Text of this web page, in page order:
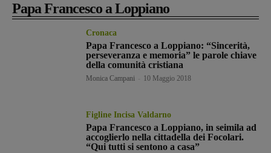
Papa Francesco a Loppiano
Cronaca
Papa Francesco a Loppiano: “Sincerità,
perseveranza e memoria” le parole chiave
della comunità cristiana
Monica Campani 10 Maggio 2018
Figline Incisa Valdarno
Papa Francesco a Loppiano, in seimila ad
accoglierlo nella cittadella dei Focolari.
“Qui tutti si sentono a casa”